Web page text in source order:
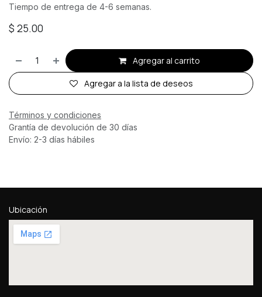
Tiempo de entrega de 4-6 semanas.
$ 25.00
Agregar al carrito
Agregar a la lista de deseos
Términos y condiciones
Grantía de devolución de 30 días
Envío: 2-3 días hábiles
Ubicación